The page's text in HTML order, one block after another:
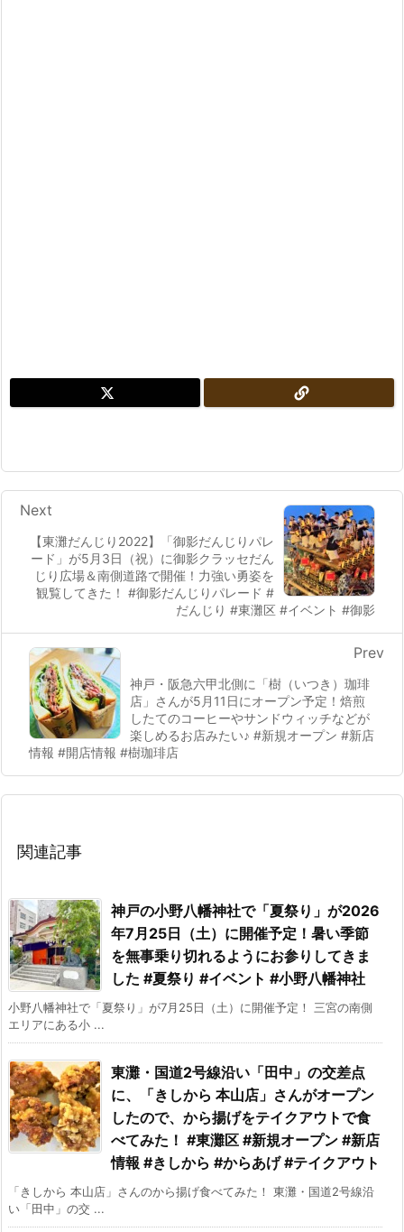
【東灘だんじり2022】「御影だんじりパレ
ード」が5月3日（祝）に御影クラッセだん
じり広場＆南側道路で開催！力強い勇姿を
観覧してきた！ #御影だんじりパレード #
だんじり #東灘区 #イベント #御影
Next
神戸・阪急六甲北側に「樹（いつき）珈琲
店」さんが5月11日にオープン予定！焙煎
したてのコーヒーやサンドウィッチなどが
楽しめるお店みたい♪ #新規オープン #新店
情報 #開店情報 #樹珈琲店
Prev
関連記事
神戸の小野八幡神社で「夏祭り」が2026
年7月25日（土）に開催予定！暑い季節
を無事乗り切れるようにお参りしてきま
した #夏祭り #イベント #小野八幡神社
小野八幡神社で「夏祭り」が7月25日（土）に開催予定！ 三宮の南側
エリアにある小 ...
東灘・国道2号線沿い「田中」の交差点
に、「きしから 本山店」さんがオープン
したので、から揚げをテイクアウトで食
べてみた！ #東灘区 #新規オープン #新店
情報 #きしから #からあげ #テイクアウト
「きしから 本山店」さんのから揚げ食べてみた！ 東灘・国道2号線沿
い「田中」の交 ...